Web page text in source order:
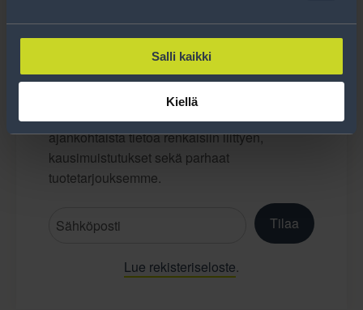
Salli kaikki
Kiellä
Tilaa uutiskirje
Uutiskirjeessä saat autonomistajan
ajankohtaista tietoa renkaisiin liittyen,
kausimuistutukset sekä parhaat
tuotetarjouksemme.
Tilaa
Lue rekisteriseloste.